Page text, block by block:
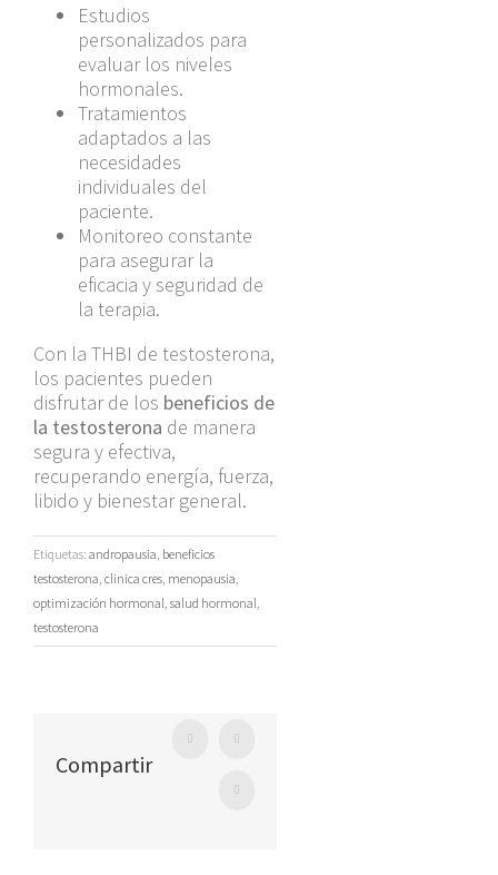
Estudios
personalizados para
evaluar los niveles
hormonales.
Tratamientos
adaptados a las
necesidades
individuales del
paciente.
Monitoreo constante
para asegurar la
eficacia y seguridad de
la terapia.
Con la THBI de testosterona,
los pacientes pueden
disfrutar de los beneficios de
la testosterona de manera
segura y efectiva,
recuperando energía, fuerza,
libido y bienestar general.
Etiquetas: andropausia beneficios
testosterona clinica cres menopausia
optimización hormonal salud hormonal
testosterona
Compartir
Facebook Twitter
WhatsApp